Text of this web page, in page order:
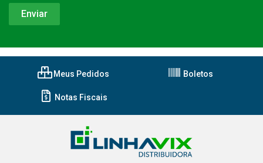
Meus Pedidos Boletos
Notas Fiscais